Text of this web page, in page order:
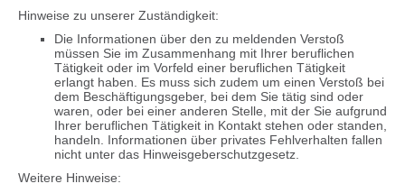
Hinweise zu unserer Zuständigkeit:
Die Informationen über den zu meldenden Verstoß
müssen Sie im Zusammenhang mit Ihrer beruflichen
Tätigkeit oder im Vorfeld einer beruflichen Tätigkeit
erlangt haben. Es muss sich zudem um einen Verstoß bei
dem Beschäftigungsgeber, bei dem Sie tätig sind oder
waren, oder bei einer anderen Stelle, mit der Sie aufgrund
Ihrer beruflichen Tätigkeit in Kontakt stehen oder standen,
handeln. Informationen über privates Fehlverhalten fallen
nicht unter das Hinweisgeberschutzgesetz.
Weitere Hinweise: